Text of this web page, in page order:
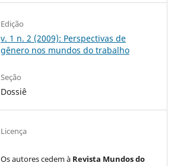
Edição
v. 1 n. 2 (2009): Perspectivas de
gênero nos mundos do trabalho
Seção
Dossiê
Licença
Os autores cedem à Revista Mundos do